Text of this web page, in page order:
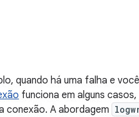
quando há uma falha e
funciona em alguns casos,
conexão. A abordagem